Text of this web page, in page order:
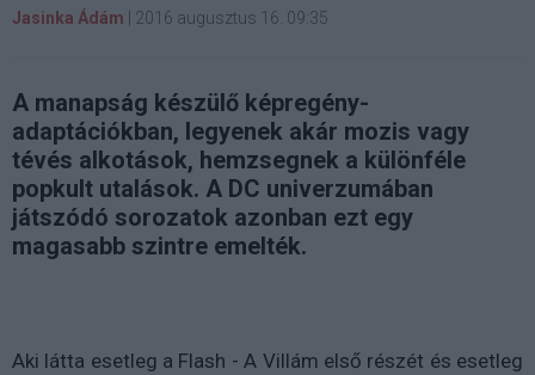
Jasinka Ádám 2016 augusztus 16. 09:35
A manapság készülő képregény-
adaptációkban, legyenek akár mozis vagy
tévés alkotások, hemzsegnek a különféle
popkult utalások. A DC univerzumában
játszódó sorozatok azonban ezt egy
magasabb szintre emelték.
Aki látta esetleg a Flash - A Villám első részét és esetleg